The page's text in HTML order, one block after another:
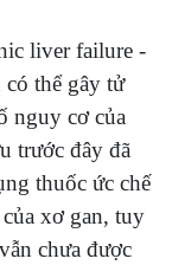
liver failure -
thể gây tử
nguy cơ của
trước đây đã
thuốc ức chế
xơ gan, tuy
chưa được